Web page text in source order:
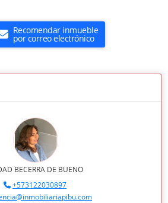
Recomendar inmueble
por correo electrónico
BECERRA DE BUENO
+573122030897